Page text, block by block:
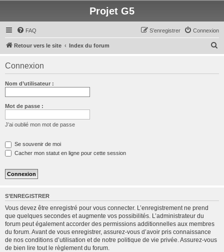
Projet G5
FAQ Connexion
S’enregistrer
Retour vers le site Index du forum
Connexion
Nom d’utilisateur :
Mot de passe :
J’ai oublié mon mot de passe
Se souvenir de moi
Cacher mon statut en ligne pour cette session
S’ENREGISTRER
Vous devez être enregistré pour vous connecter. L’enregistrement ne prend
que quelques secondes et augmente vos possibilités. L’administrateur du
forum peut également accorder des permissions additionnelles aux membres
du forum. Avant de vous enregistrer, assurez-vous d’avoir pris connaissance
de nos conditions d’utilisation et de notre politique de vie privée. Assurez-vous
de bien lire tout le règlement du forum.